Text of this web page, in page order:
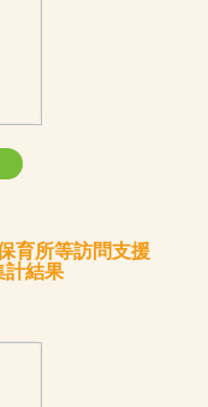
育所等訪問支援
結果